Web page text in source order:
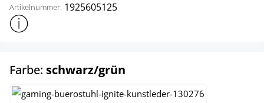
Artikelnummer: 1925605125
Weitere Produktinformationen anzeigen
Farbe: schwarz/grün